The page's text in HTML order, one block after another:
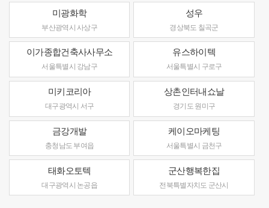
미광화학
부산광역시 사상구
성우
경상북도 칠곡군
이가종합건축사사무소
서울특별시 강남구
유스하이텍
서울특별시 구로구
미키코리아
대구광역시 서구
상촌인터내쇼날
경기도 원미구
금강개발
충청남도 부여읍
케이오마케팅
서울특별시 금천구
태화오토텍
대구광역시 논공읍
군산행복한집
전북특별자치도 군산시